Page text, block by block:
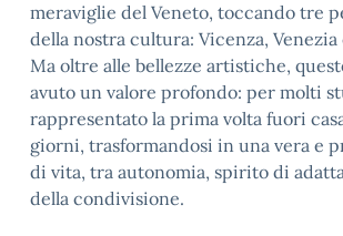
meraviglie del Veneto, toccando tre
della nostra cultura: Vicenza, Venezia
Ma oltre alle bellezze artistiche,
avuto un valore profondo: per molti
rappresentato la prima volta fuori
giorni, trasformandosi in una vera e
di vita, tra autonomia, spirito di
della condivisione.